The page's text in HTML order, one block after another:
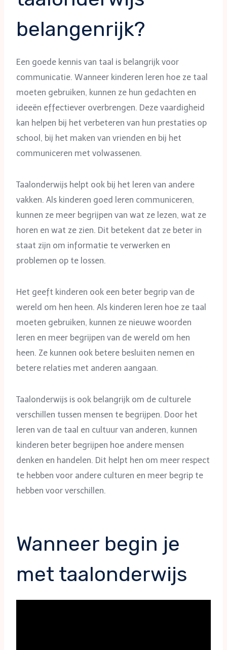
belangenrijk?
Een goede kennis van taal is belangrijk voor
communicatie. Wanneer kinderen leren hoe ze taal
moeten gebruiken, kunnen ze hun gedachten en
ideeën effectiever overbrengen. Deze vaardigheid
kan helpen bij het verbeteren van hun prestaties op
school, bij het maken van vrienden en bij het
communiceren met volwassenen.
Taalonderwijs helpt ook bij het leren van andere
vakken. Als kinderen goed leren communiceren,
kunnen ze meer begrijpen van wat ze lezen, wat ze
horen en wat ze zien. Dit betekent dat ze beter in
staat zijn om informatie te verwerken en
problemen op te lossen.
Het geeft kinderen ook een beter begrip van de
wereld om hen heen. Als kinderen leren hoe ze taal
moeten gebruiken, kunnen ze nieuwe woorden
leren en meer begrijpen van de wereld om hen
heen. Ze kunnen ook betere besluiten nemen en
betere relaties met anderen aangaan.
Taalonderwijs is ook belangrijk om de culturele
verschillen tussen mensen te begrijpen. Door het
leren van de taal en cultuur van anderen, kunnen
kinderen beter begrijpen hoe andere mensen
denken en handelen. Dit helpt hen om meer respect
te hebben voor andere culturen en meer begrip te
hebben voor verschillen.
Wanneer begin je
met taalonderwijs